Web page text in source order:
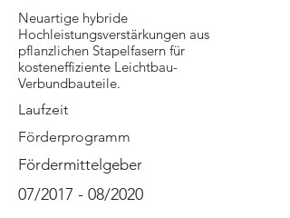
Neuartige hybride
Hochleistungsverstärkungen aus
pflanzlichen Stapelfasern für
kosteneffiziente Leichtbau-
Verbundbauteile.
Laufzeit
Förderprogramm
Fördermittelgeber
07/2017 - 08/2020